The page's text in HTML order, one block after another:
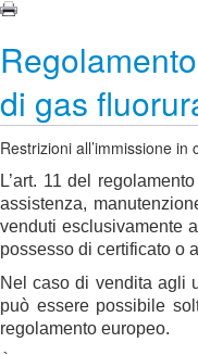
di gas
Restrizioni all’immissione
L’art. 11 del
assistenza,
venduti esclusivamente
possesso di certificato o
Nel caso di vendita agli
può essere possibile
regolamento europeo.